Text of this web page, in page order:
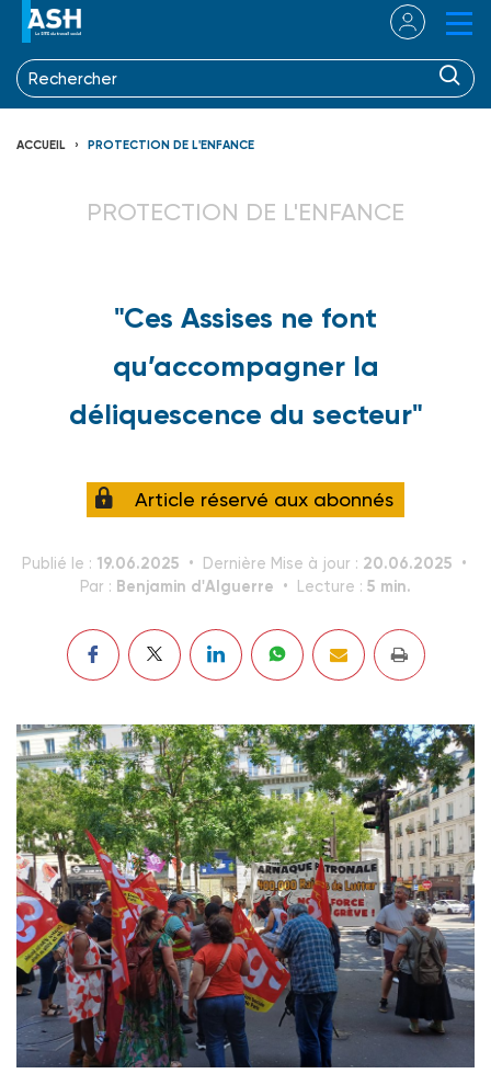
ACCUEIL PROTECTION DE L'ENFANCE
PROTECTION DE L'ENFANCE
"Ces Assises ne font
qu’accompagner la
déliquescence du secteur"
Article réservé aux abonnés
Publié le : 19.06.2025 Dernière Mise à jour : 20.06.2025
Par : Benjamin d'Alguerre Lecture : 5 min.